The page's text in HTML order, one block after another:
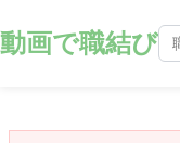
動画で職結び